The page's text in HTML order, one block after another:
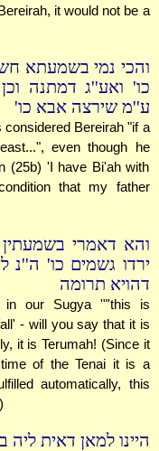
it would not be a
והכי נמי בשמעתא
כו' ואע''ג דמתנה
ע''מ שירצה אבא כו'
Bereirah "if a
even though he
(25b) 'I have Bi'ah with
that my father
והא דאמרי
ירדו גשמים כו' ה''נ
דהויא תרומה
our Sugya '"'this is
- will you say that it is
it is Terumah! (Since it
of the Tenai it is a
automatically, this
היינו למאן דאית